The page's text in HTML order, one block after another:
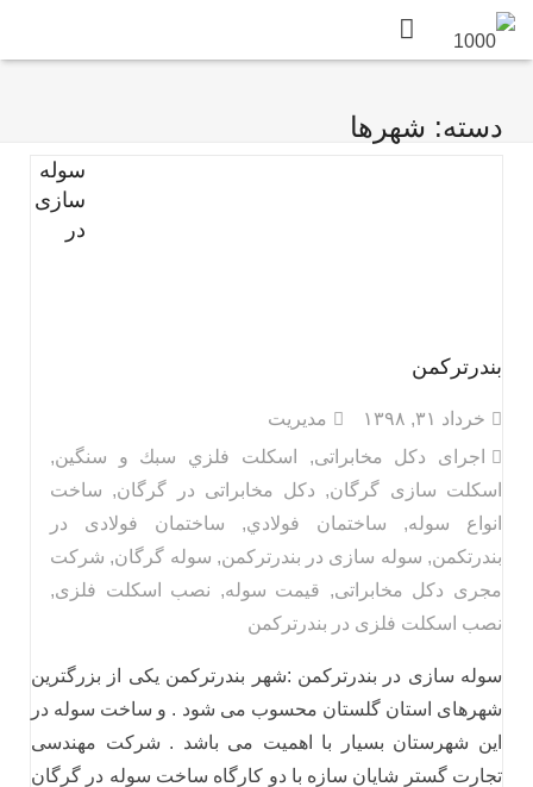
دسته: شهرها
سوله
سازی
در
بندرترکمن
خرداد ۳۱, ۱۳۹۸
مدیریت
اجرای دکل مخابراتی, اسكلت فلزي سبك و سنگين,
اسکلت سازی گرگان, دکل مخابراتی در گرگان, ساخت
انواع سوله, ساختمان فولادي, ساختمان فولادی در
بندرتکمن, سوله سازی در بندرترکمن, سوله گرگان, شرکت
مجری دکل مخابراتی, قیمت سوله, نصب اسکلت فلزی,
نصب اسکلت فلزی در بندرترکمن
سوله سازی در بندرترکمن :شهر بندرترکمن یکی از بزرگترین
شهرهای استان گلستان محسوب می شود . و ساخت سوله در
این شهرستان بسیار با اهمیت می باشد . شرکت مهندسی
تجارت گستر شایان سازه با دو کارگاه ساخت سوله در گرگان